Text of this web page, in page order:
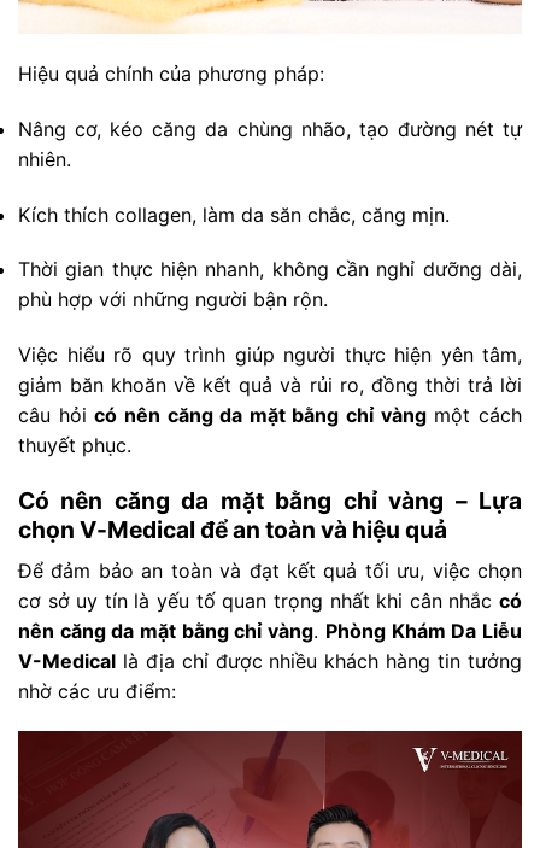
Hiệu quả chính của phương pháp:
Nâng cơ, kéo căng da chùng nhão, tạo đường nét tự
nhiên.
Kích thích collagen, làm da săn chắc, căng mịn.
Thời gian thực hiện nhanh, không cần nghỉ dưỡng dài,
phù hợp với những người bận rộn.
Việc hiểu rõ quy trình giúp người thực hiện yên tâm,
giảm băn khoăn về kết quả và rủi ro, đồng thời trả lời
câu hỏicó nên căng da mặt bằng chỉ vàngmột cách
thuyết phục.
Có nên căng da mặt bằng chỉ vàng – Lựa
chọn V-Medical để an toàn và hiệu quả
Để đảm bảo an toàn và đạt kết quả tối ưu, việc chọn
cơ sở uy tín là yếu tố quan trọng nhất khi cân nhắc có
nên căng da mặt bằng chỉ vàng. Phòng Khám Da Liễu
V-Medical là địa chỉ được nhiều khách hàng tin tưởng
nhờ các ưu điểm: